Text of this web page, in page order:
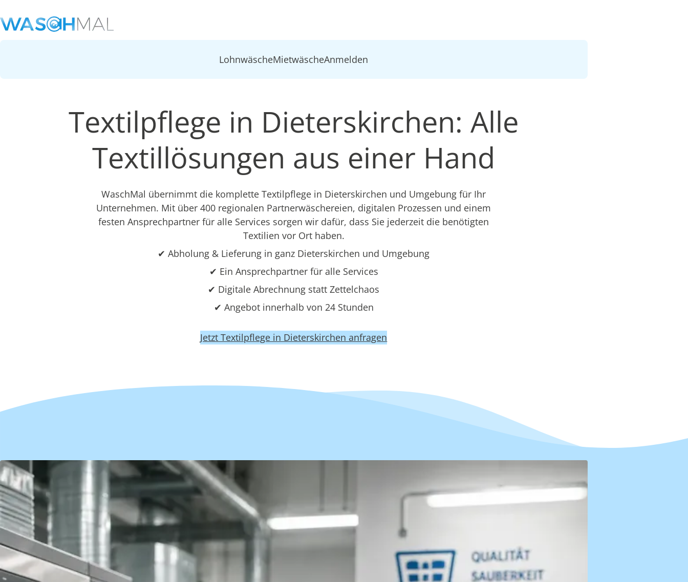
LohnwäscheMietwäscheAnmelden
Textilpflege in Dieterskirchen: Alle
Textillösungen aus einer Hand
WaschMal übernimmt die komplette Textilpflege in Dieterskirchen und Umgebung für Ihr
Unternehmen. Mit über 400 regionalen Partnerwäschereien, digitalen Prozessen und einem
festen Ansprechpartner für alle Services sorgen wir dafür, dass Sie jederzeit die benötigten
Textilien vor Ort haben.
✔ Abholung & Lieferung in ganz Dieterskirchen und Umgebung
✔ Ein Ansprechpartner für alle Services
✔ Digitale Abrechnung statt Zettelchaos
✔ Angebot innerhalb von 24 Stunden
Jetzt Textilpflege in Dieterskirchen anfragen